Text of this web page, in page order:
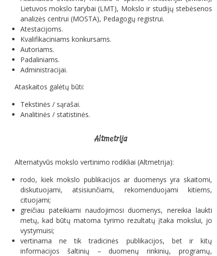
Lietuvos mokslo tarybai (LMT), Mokslo ir studijų stebėsenos
analizės centrui (MOSTA), Pedagogų registrui.
Atestacijoms.
Kvalifikaciniams konkursams.
Autoriams.
Padaliniams.
Administracijai.
Ataskaitos galėtų būti:
Tekstinės / sąrašai.
Analitinės / statistinės.
Altmetrija
Alternatyvūs mokslo vertinimo rodikliai (Altmetrija):
rodo, kiek mokslo publikacijos ar duomenys yra skaitomi,
diskutuojami, atsisiunčiami, rekomenduojami kitiems,
cituojami;
greičiau pateikiami naudojimosi duomenys, nereikia laukti
metų, kad būtų matoma tyrimo rezultatų įtaka mokslui, jo
vystymuisi;
vertinama ne tik tradicinės publikacijos, bet ir kitų
informacijos šaltinių – duomenų rinkinių, programų,